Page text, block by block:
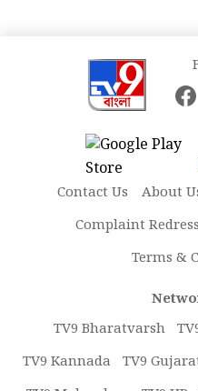
Contact Us About
Complaint
Terms &
TV9 Bharatvarsh
TV9 Kannada TV9